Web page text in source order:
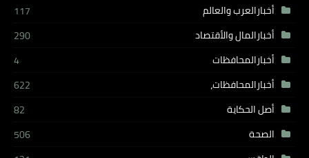
أخبارالعرب والعالم
117
أخبارالمال والأقتصاد
290
أخبارالمحافظات
4
أخبارالمحافظات،
622
أصل الحكاية
82
الصحة
506